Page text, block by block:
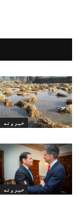
خبرونه
خبرونه